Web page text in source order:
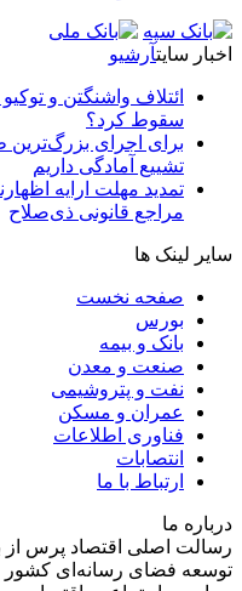
اخبار سایتآرشیو
ائتلاف واشنگتن و
سقوط کرد؟
برای اجرای
تشییع آمادگی داریم
تمدید مهلت ارایه
مراجع قانونی ذی‌‏صلاح
سایر لینک ها
صفحه نخست
بورس
بانک و بیمه
صنعت و معدن
نفت و پتروشیمی
عمران و مسکن
فناوری اطلاعات
انتصابات
ارتباط با ما
درباره ما
رسالت اصلی اقتصاد پرس از
توسعه فضای رسانه‌ای کشور